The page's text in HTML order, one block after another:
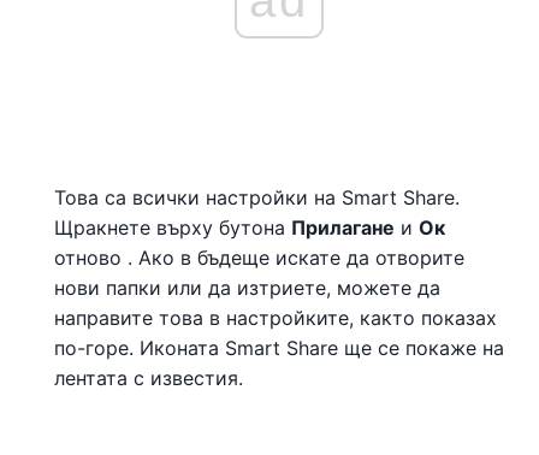
Това са всички настройки на Smart Share.
Щракнете върху бутона Прилагане и Ок
отново . Ако в бъдеще искате да отворите
нови папки или да изтриете, можете да
направите това в настройките, както показах
по-горе. Иконата Smart Share ще се покаже на
лентата с известия.